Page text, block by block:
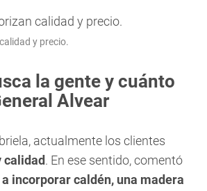
y precio.
la gente y cuánto
Alvear
actualmente los clientes
calidad. En ese sentido, comentó
incorporar caldén, una madera